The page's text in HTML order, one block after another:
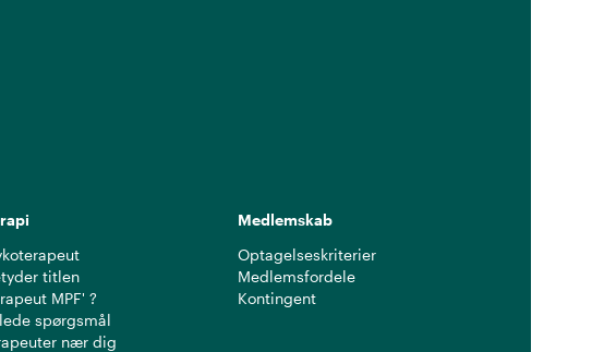
titlen
MPF' ?
spørgsmål
nær dig
Medlemskab
Optagelseskriterier
Medlemsfordele
Kontingent